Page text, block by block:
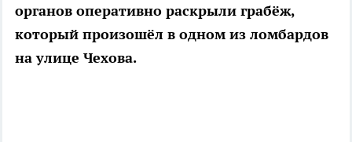
органов оперативно раскрыли грабёж,
который произошёл в одном из ломбардов
на улице Чехова.